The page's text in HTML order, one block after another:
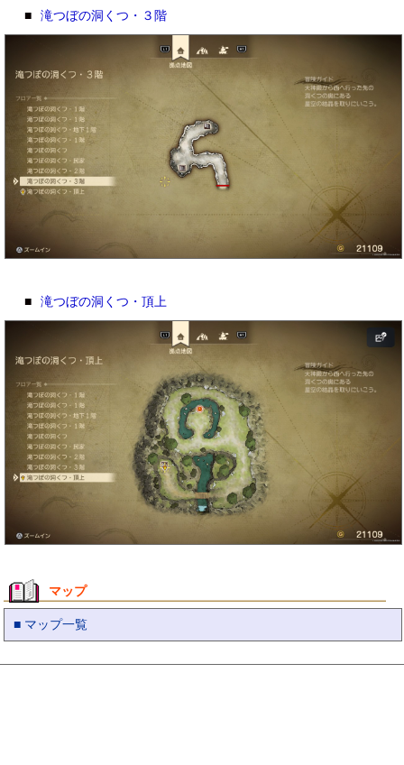
■ 滝つぼの洞くつ・３階
■ 滝つぼの洞くつ・頂上
マップ
■ マップ一覧